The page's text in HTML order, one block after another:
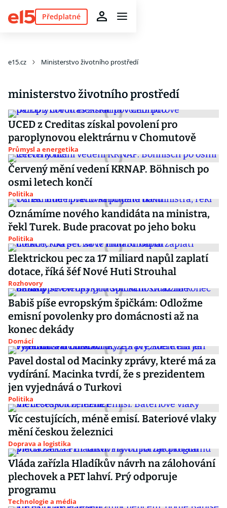
Předplatné
e15.cz Ministerstvo životního prostředí
ministerstvo životního prostředí
UCED z Creditas získal povolení pro
paroplynovou elektrárnu v Chomutově
Průmysl a energetika
Červený mění vedení KRNAP. Böhnisch po
osmi letech končí
Politika
Oznámíme nového kandidáta na ministra,
řekl Turek. Bude pracovat po jeho boku
Politika
Elektrickou pec za 17 miliard napůl zaplatí
dotace, říká šéf Nové Huti Strouhal
Rozhovory
Babiš píše evropským špičkám: Odložme
emisní povolenky pro domácnosti až na
konec dekády
Domácí
Pavel dostal od Macinky zprávy, které má za
vydírání. Macinka tvrdí, že s prezidentem
jen vyjednává o Turkovi
Politika
Víc cestujících, méně emisí. Bateriové vlaky
mění českou železnici
Doprava a logistika
Vláda zařízla Hladíkův návrh na zálohování
plechovek a PET lahví. Prý odporuje
programu
Technologie a média